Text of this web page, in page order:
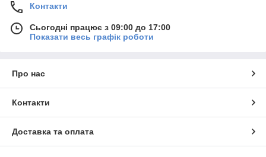
Контакти
Сьогодні працює з 09:00 до 17:00
Показати весь графік роботи
Про нас
Контакти
Доставка та оплата